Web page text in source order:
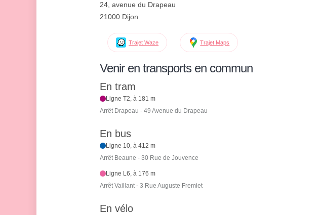
24, avenue du Drapeau
21000 Dijon
Trajet Waze Trajet Maps
Venir en transports en commun
En tram
Ligne T2, à 181 m
Arrêt Drapeau - 49 Avenue du Drapeau
En bus
Ligne 10, à 412 m
Arrêt Beaune - 30 Rue de Jouvence
Ligne L6, à 176 m
Arrêt Vaillant - 3 Rue Auguste Fremiet
En vélo